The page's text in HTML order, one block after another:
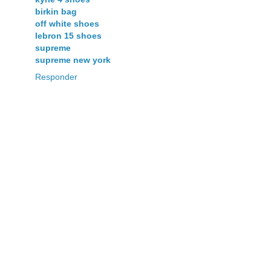
birkin bag
off white shoes
lebron 15 shoes
supreme
supreme new york
Responder